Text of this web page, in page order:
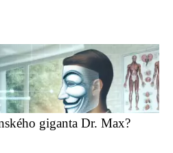
giganta Dr. Max?